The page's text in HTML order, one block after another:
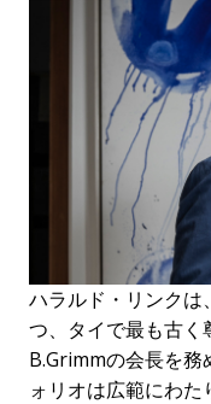
ハラルド・リンク
つ、タイで最も古く
B.Grimmの会長を務
ォリオは広範にわ